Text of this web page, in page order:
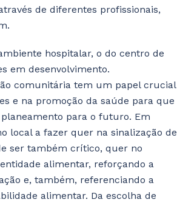
de diferentes profissionais,
hospitalar, o do centro de
em desenvolvimento.
comunitária tem um papel crucial
e na promoção da saúde para que
para o futuro. Em
local a fazer quer na sinalização de
ser também crítico, quer no
alimentar, reforçando a
e, também, referenciando a
alimentar. Da escolha de